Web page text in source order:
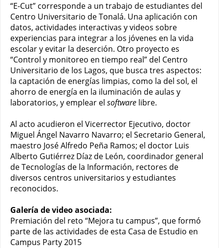
“E-Cut” corresponde a un trabajo de estudiantes del
Centro Universitario de Tonalá. Una aplicación con
datos, actividades interactivas y videos sobre
experiencias para integrar a los jóvenes en la vida
escolar y evitar la deserción. Otro proyecto es
“Control y monitoreo en tiempo real” del Centro
Universitario de los Lagos, que busca tres aspectos:
la captación de energías limpias, como la del sol, el
ahorro de energía en la iluminación de aulas y
laboratorios, y emplear el software libre.
Al acto acudieron el Vicerrector Ejecutivo, doctor
Miguel Ángel Navarro Navarro; el Secretario General,
maestro José Alfredo Peña Ramos; el doctor Luis
Alberto Gutiérrez Díaz de León, coordinador general
de Tecnologías de la Información, rectores de
diversos centros universitarios y estudiantes
reconocidos.
Galería de video asociada:
Premiación del reto “Mejora tu campus”, que formó
parte de las actividades de esta Casa de Estudio en
Campus Party 2015